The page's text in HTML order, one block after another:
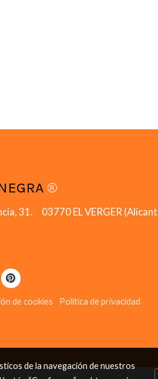
®
31. 03770 EL VERGER
de cookies Política de privacidad
de la navegación de nuestros